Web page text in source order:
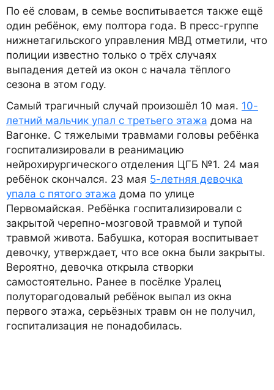
По её словам, в семье воспитывается также ещё
один ребёнок, ему полтора года. В пресс-группе
нижнетагильского управления МВД отметили, что
полиции известно только о трёх случаях
выпадения детей из окон с начала тёплого
сезона в этом году.
Самый трагичный случай произошёл 10 мая. 10-
летний мальчик упал с третьего этажа дома на
Вагонке. С тяжелыми травмами головы ребёнка
госпитализировали в реанимацию
нейрохирургического отделения ЦГБ №1. 24 мая
ребёнок скончался. 23 мая 5-летняя девочка
упала с пятого этажа дома по улице
Первомайская. Ребёнка госпитализировали с
закрытой черепно-мозговой травмой и тупой
травмой живота. Бабушка, которая воспитывает
девочку, утверждает, что все окна были закрыты.
Вероятно, девочка открыла створки
самостоятельно. Ранее в посёлке Уралец
полуторагодовалый ребёнок выпал из окна
первого этажа, серьёзных травм он не получил,
госпитализация не понадобилась.